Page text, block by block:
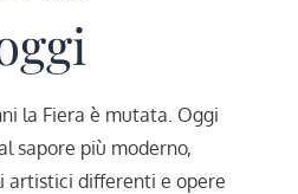
la Fiera è mutata. Oggi
sapore più moderno,
artistici differenti e opere